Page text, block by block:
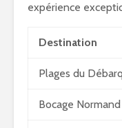
expérience
Destination
Plages du
Bocage Normand